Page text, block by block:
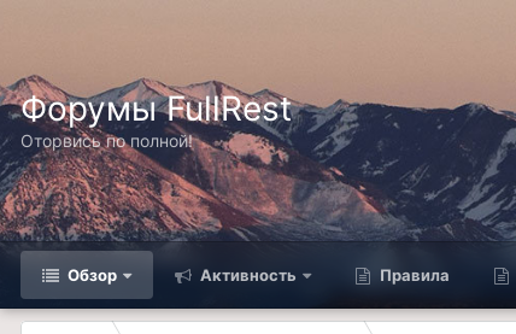
Форумы FullRest
Оторвись по полной!
Обзор Активность Правила